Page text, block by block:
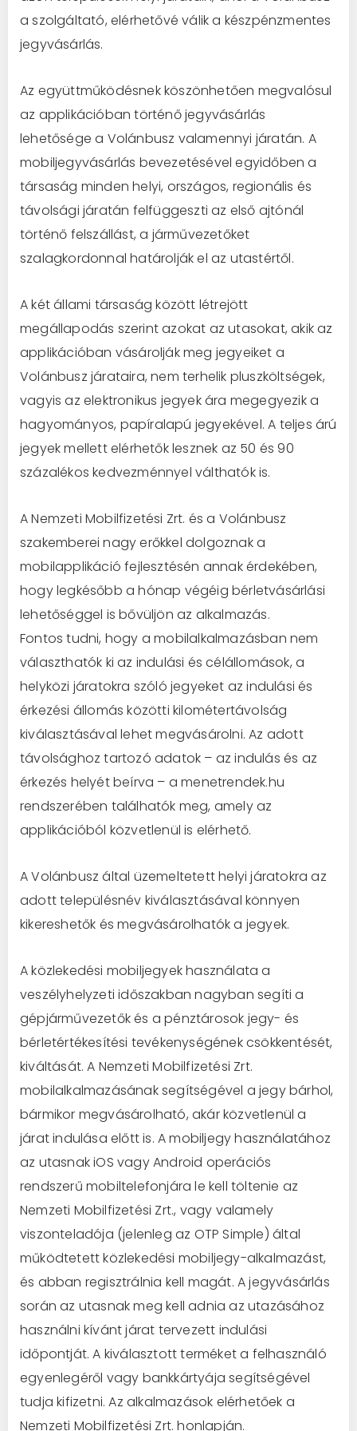
a szolgáltató, elérhetővé válik a készpénzmentes
jegyvásárlás.
Az együttműködésnek köszönhetően megvalósul
az applikációban történő jegyvásárlás
lehetősége a Volánbusz valamennyi járatán. A
mobiljegyvásárlás bevezetésével egyidőben a
társaság minden helyi, országos, regionális és
távolsági járatán felfüggeszti az első ajtónál
történő felszállást, a járművezetőket
szalagkordonnal határolják el az utastértől.
A két állami társaság között létrejött
megállapodás szerint azokat az utasokat, akik az
applikációban vásárolják meg jegyeiket a
Volánbusz járataira, nem terhelik pluszköltségek,
vagyis az elektronikus jegyek ára megegyezik a
hagyományos, papíralapú jegyekével. A teljes árú
jegyek mellett elérhetők lesznek az 50 és 90
százalékos kedvezménnyel válthatók is.
A Nemzeti Mobilfizetési Zrt. és a Volánbusz
szakemberei nagy erőkkel dolgoznak a
mobilapplikáció fejlesztésén annak érdekében,
hogy legkésőbb a hónap végéig bérletvásárlási
lehetőséggel is bővüljön az alkalmazás.
Fontos tudni, hogy a mobilalkalmazásban nem
választhatók ki az indulási és célállomások, a
helyközi járatokra szóló jegyeket az indulási és
érkezési állomás közötti kilométertávolság
kiválasztásával lehet megvásárolni. Az adott
távolsághoz tartozó adatok – az indulás és az
érkezés helyét beírva – a menetrendek.hu
rendszerében találhatók meg, amely az
applikációból közvetlenül is elérhető.
A Volánbusz által üzemeltetett helyi járatokra az
adott településnév kiválasztásával könnyen
kikereshetők és megvásárolhatók a jegyek.
A közlekedési mobiljegyek használata a
veszélyhelyzeti időszakban nagyban segíti a
gépjárművezetők és a pénztárosok jegy- és
bérletértékesítési tevékenységének csökkentését,
kiváltását. A Nemzeti Mobilfizetési Zrt.
mobilalkalmazásának segítségével a jegy bárhol,
bármikor megvásárolható, akár közvetlenül a
járat indulása előtt is. A mobiljegy használatához
az utasnak iOS vagy Android operációs
rendszerű mobiltelefonjára le kell töltenie az
Nemzeti Mobilfizetési Zrt., vagy valamely
viszonteladója (jelenleg az OTP Simple) által
működtetett közlekedési mobiljegy-alkalmazást,
és abban regisztrálnia kell magát. A jegyvásárlás
során az utasnak meg kell adnia az utazásához
használni kívánt járat tervezett indulási
időpontját. A kiválasztott terméket a felhasználó
egyenlegéről vagy bankkártyája segítségével
tudja kifizetni. Az alkalmazások elérhetőek a
Nemzeti Mobilfizetési Zrt. honlapján.